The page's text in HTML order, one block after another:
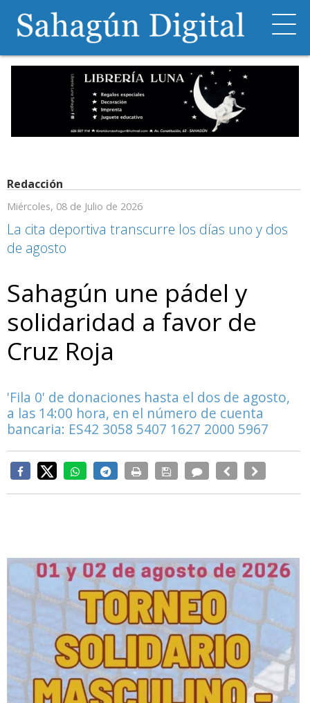
Redacción
Miércoles, 08 de Julio de 2026
La cita deportiva transcurre los días uno y dos
de agosto
Sahagún une pádel y
solidaridad a favor de
Cruz Roja
'Fila 0' de donaciones hasta el dos de agosto,
a las 14:00 hora, en el número de cuenta
bancaria: ES42 3058 5407 1627 2000 5967